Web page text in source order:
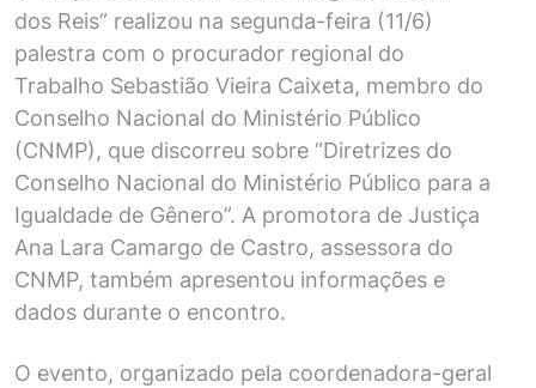
dos Reis” realizou na segunda-feira (11/6)
palestra com o procurador regional do
Trabalho Sebastião Vieira Caixeta, membro do
Conselho Nacional do Ministério Público
(CNMP), que discorreu sobre “Diretrizes do
Conselho Nacional do Ministério Público para a
Igualdade de Gênero”. A promotora de Justiça
Ana Lara Camargo de Castro, assessora do
CNMP, também apresentou informações e
dados durante o encontro.
O evento, organizado pela coordenadora-geral